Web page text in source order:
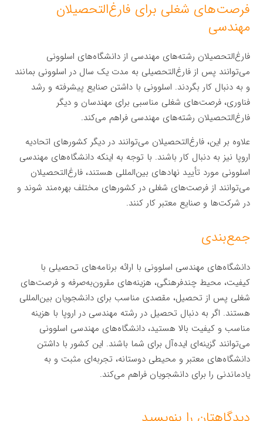
فرصت‌های شغلی برای فارغ‌التحصیلان
مهندسی
فارغ‌التحصیلان رشته‌های مهندسی از دانشگاه‌های اسلوونی
می‌توانند پس از فارغ‌التحصیلی به مدت یک سال در اسلوونی بمانند
و به دنبال کار بگردند. اسلوونی با داشتن صنایع پیشرفته و رشد
فناوری، فرصت‌های شغلی مناسبی برای مهندسان و دیگر
فارغ‌التحصیلان رشته‌های مهندسی فراهم می‌کند.
علاوه بر این، فارغ‌التحصیلان می‌توانند در دیگر کشورهای اتحادیه
اروپا نیز به دنبال کار باشند. با توجه به اینکه دانشگاه‌های مهندسی
اسلوونی مورد تأیید نهادهای بین‌المللی هستند، فارغ‌التحصیلان
می‌توانند از فرصت‌های شغلی در کشورهای مختلف بهره‌مند شوند و
در شرکت‌ها و صنایع معتبر کار کنند.
جمع‌بندی
دانشگاه‌های مهندسی اسلوونی با ارائه برنامه‌های تحصیلی با
کیفیت، محیط چندفرهنگی، هزینه‌های مقرون‌به‌صرفه و فرصت‌های
شغلی پس از تحصیل، مقصدی مناسب برای دانشجویان بین‌المللی
هستند. اگر به دنبال تحصیل در رشته مهندسی در اروپا با هزینه
مناسب و کیفیت بالا هستید، دانشگاه‌های مهندسی اسلوونی
می‌توانند گزینه‌ای ایده‌آل برای شما باشند. این کشور با داشتن
دانشگاه‌های معتبر و محیطی دوستانه، تجربه‌ای مثبت و به
یادماندنی را برای دانشجویان فراهم می‌کند.